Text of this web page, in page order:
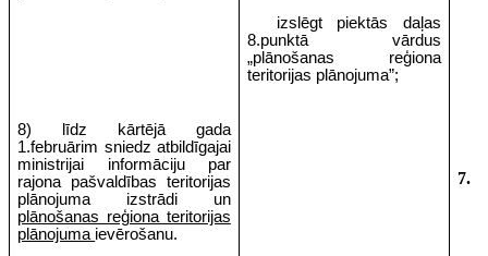
8) līdz kārtējā gada
1.februārim sniedz atbildīgajai
ministrijai informāciju par
rajona pašvaldības teritorijas
plānojuma izstrādi un
plānošanas reģiona teritorijas
plānojuma ievērošanu.
izslēgt piektās daļas
8.punktā vārdus
„plānošanas reģiona
teritorijas plānojuma”;
7.